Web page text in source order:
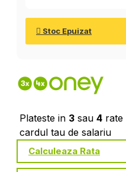
Stoc Epuizat
Plateste in 3 sau 4 rate
cardul tau de salariu
Calculeaza Rata